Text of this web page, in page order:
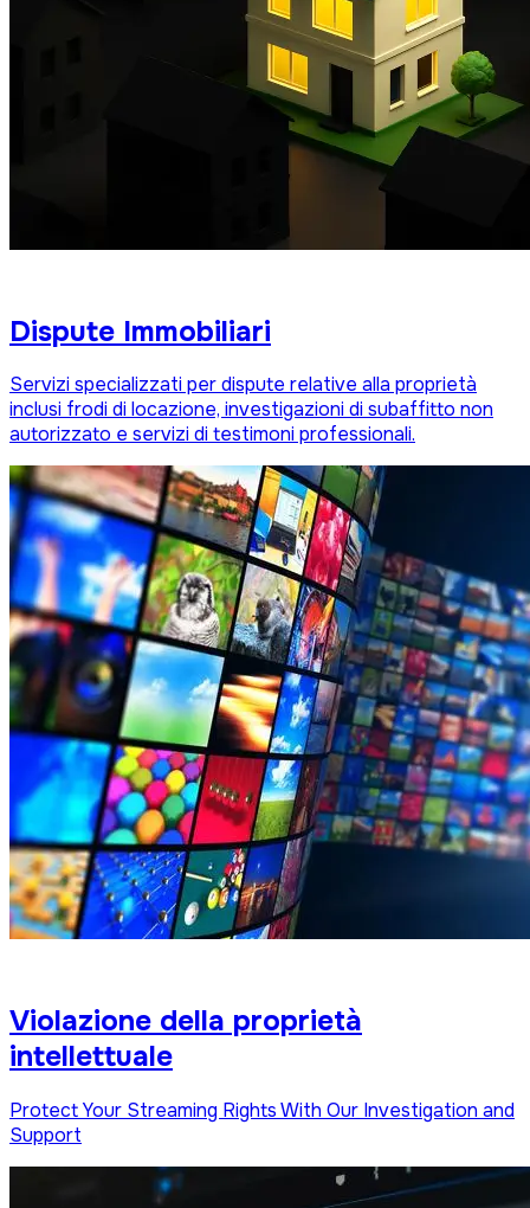
Dispute Immobiliari
Servizi specializzati per dispute relative alla proprietà
inclusi frodi di locazione, investigazioni di subaffitto non
autorizzato e servizi di testimoni professionali.
Violazione della proprietà
intellettuale
Protect Your Streaming Rights With Our Investigation and
Support